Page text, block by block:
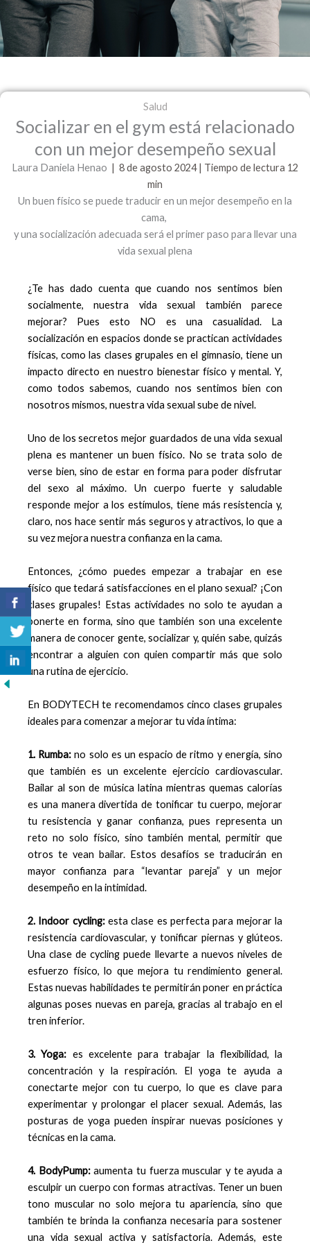
Salud
Socializar en el gym está relacionado
con un mejor desempeño sexual
Laura Daniela Henao | 8 deagosto 2024 | Tiempo de lectura 12
min
Un buen físico se puede traducir en un mejor desempeño en la
cama,
y una socialización adecuada será el primer paso para llevar una
vida sexual plena
¿Te has dado cuenta que cuando nos sentimos bien
socialmente, nuestra vida sexual también parece
mejorar? Pues esto NO es una casualidad. La
socialización en espacios donde se practican actividades
físicas, como las clases grupales en el gimnasio, tiene un
impacto directo en nuestro bienestar físico y mental. Y,
como todos sabemos, cuando nos sentimos bien con
nosotros mismos, nuestra vida sexual sube de nivel.
Uno de los secretos mejor guardados de una vida sexual
plena es mantener un buen físico. No se trata solo de
verse bien, sino de estar en forma para poder disfrutar
del sexo al máximo. Un cuerpo fuerte y saludable
responde mejor a los estímulos, tiene más resistencia y,
claro, nos hace sentir más seguros y atractivos, lo que a
su vez mejora nuestra confianza en la cama.
Entonces, ¿cómo puedes empezar a trabajar en ese
físico que tedará satisfacciones en el plano sexual? ¡Con
clases grupales! Estas actividades no solo te ayudan a
ponerte en forma, sino que también son una excelente
manera de conocer gente, socializar y, quién sabe, quizás
encontrar a alguien con quien compartir más que solo
una rutina de ejercicio.
En BODYTECH te recomendamos cinco clases grupales
ideales para comenzar a mejorar tu vida íntima:
1. Rumba:no solo es un espacio de ritmo y energía, sino
que también es un excelente ejercicio cardiovascular.
Bailar al son de música latina mientras quemas calorías
es una manera divertida de tonificar tu cuerpo, mejorar
tu resistencia y ganar confianza, pues representa un
reto no solo físico, sino también mental, permitir que
otros te vean bailar. Estos desafíos se traducirán en
mayor confianza para “levantar pareja” y un mejor
desempeño en la intimidad.
2. Indoor cycling:esta clase es perfecta para mejorar la
resistencia cardiovascular, y tonificar piernas y glúteos.
Una clase de cycling puede llevarte a nuevos niveles de
esfuerzo físico, lo que mejora tu rendimiento general.
Estas nuevas habilidades te permitirán poner en práctica
algunas poses nuevas en pareja, gracias al trabajo en el
tren inferior.
3. Yoga: es excelente para trabajar la flexibilidad, la
concentración y la respiración. El yoga te ayuda a
conectarte mejor con tu cuerpo, lo que es clave para
experimentar y prolongar el placer sexual. Además, las
posturas de yoga pueden inspirar nuevas posiciones y
técnicas en la cama.
4. BodyPump:aumenta tu fuerza muscular y te ayuda a
esculpir un cuerpo con formas atractivas. Tener un buen
tono muscular no solo mejora tu apariencia, sino que
también te brinda la confianza necesaria para sostener
una vida sexual activa y satisfactoria. Además, este